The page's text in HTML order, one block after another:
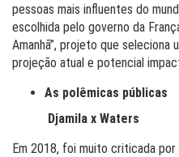
pessoas mais influentes do
escolhida pelo governo da
Amanhã”, projeto que seleciona
projeção atual e potencial
As polêmicas públicas
Djamila x Waters
Em 2018, foi muito criticada